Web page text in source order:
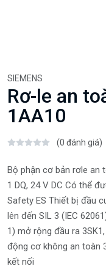
SIEMENS
Rơ-le an
1AA10
(0 đánh giá)
Bộ phận cơ bản rơle an
1 DQ, 24 V DC Có thể
Safety ES Thiết bị đầu
lên đến SIL 3 (IEC
1) mở rộng đầu ra
động cơ không an toàn
kết nối